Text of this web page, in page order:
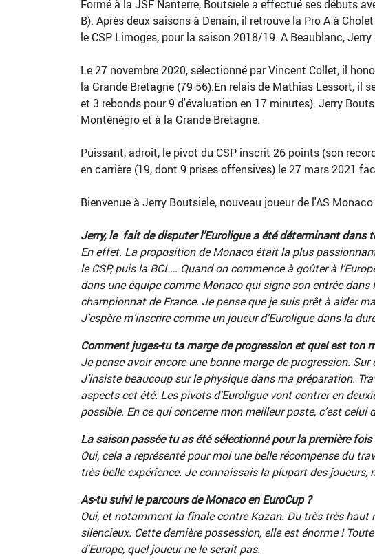
Formé à la JSF Nanterre, Boutsiele a effectué ses débuts
B). Après deux saisons à Denain, il retrouve la Pro A à
le CSP Limoges, pour la saison 2018/19. A Beaublanc,
Le 27 novembre 2020, sélectionné par Vincent Collet, il
la Grande-Bretagne (79-56).En relais de Mathias Lessort,
et 3 rebonds pour 9 d'évaluation en 17 minutes). Jerry
Monténégro et à la Grande-Bretagne.
Puissant, adroit, le pivot du CSP inscrit 26 points (son
en carrière (19, dont 9 prises offensives) le 27 mars 2021
Bienvenue à Jerry Boutsiele, nouveau joueur de l'AS Monaco
Jerry, le fait de disputer l’Euroligue a été déterminant dans
En effet. La proposition de Monaco était la plus
le CSP, puis la BCL… Quand on commence à goûter à
dans une équipe comme Monaco qui signe son entrée dans
championnat de France. Je pense que je suis prêt à aider
J’espère m’inscrire comme un joueur d’Euroligue dans la
Comment juges-tu ta marge de progression et quel est ton
Je pense avoir encore une bonne marge de progression.
J’insiste beaucoup sur le physique dans ma préparation.
aspects cet été. Les pivots d’Euroligue vont contrer en
possible. En ce qui concerne mon meilleur poste, c’est
La saison passée tu as été sélectionné pour la première
Oui, cela a représenté pour moi une belle récompense du
très belle expérience. Je connaissais la plupart des
As-tu suivi le parcours de Monaco en EuroCup ?
Oui, et notamment la finale contre Kazan. Du très très haut
silencieux. Cette dernière possession, elle est énorme !
d'Europe, quel joueur ne le serait pas.